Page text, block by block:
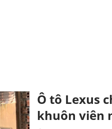
Ô tô Lexus
khuôn viên